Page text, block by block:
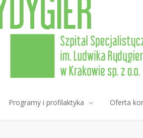
Programy i profilaktyka Oferta